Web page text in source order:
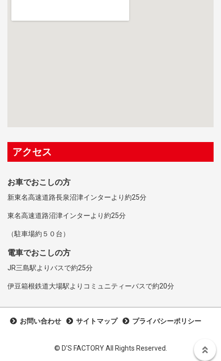
アクセス
お車でおこしの方
新東名高速道路長泉沼津インターより約25分
東名高速道路沼津インターより約25分
（駐車場約５０台）
電車でおこしの方
JR三島駅よりバスで約25分
伊豆箱根鉄道大場駅よりコミュニティーバスで約20分
お問い合わせ サイトマップ プライバシーポリシー
©︎ D'S FACTORY All Rights Reserved.